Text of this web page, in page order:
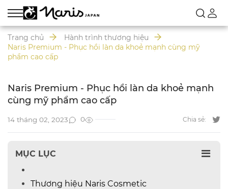
Trang chủ
Hành trình thương hiệu
Naris Premium - Phục hồi làn da khoẻ mạnh cùng mỹ
phẩm cao cấp
Naris Premium - Phục hồi làn da khoẻ mạnh
cùng mỹ phẩm cao cấp
14 tháng 02, 2023 0 Chia sẻ:
MỤC LỤC
Thương hiệu Naris Cosmetic